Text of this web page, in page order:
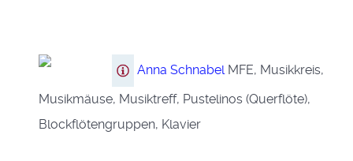
Anna Schnabel MFE, Musikkreis,
Musikmäuse, Musiktreff, Pustelinos (Querflöte),
Blockflötengruppen, Klavier